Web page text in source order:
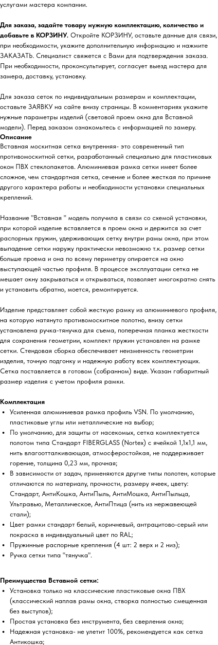
услугами мастера компании.
Для заказа, задайте товару нужную комплектацию, количество и
добавьте в КОРЗИНУ. Откройте КОРЗИНУ, оставьте данные для связи,
при необходимости, укажите дополнительную информацию и нажмите
ЗАКАЗАТЬ. Специалист свяжется с Вами для подтверждения заказа.
При необходимости, проконсультирует, согласует выезд мастера для
замера, доставку, установку.
Для заказа сеток по индивидуальным размерам и комплектации,
оставьте ЗАЯВКУ на сайте внизу страницы. В комментариях укажите
нужные параметры изделий (световой проем окна для Вставной
модели). Перед заказом ознакомьтесь с информацией по замеру.
Описание
Вставная москитная сетка внутренняя- это современный тип
противомоскитной сетки, разработанный специально для пластиковых
окон ПВХ стеклопакетов. Алюминиевая рамка сетки имеет более
сложное, чем стандартная сетка, сечение и более жесткая по причине
другого характера работы и необходимости установки специальных
креплений.
Название "Вставная " модель получила в связи со схемой установки,
при которой изделие вставляется в проем окна и держится за счет
распорных пружин, удерживающих сетку внутри рамы окна, при этом
выпадение сетки наружу практически невозможно т.к. размер сетки
больше проема и она по всему периметру опирается на окно
выступающей частью профиля. В процессе эксплуатации сетка не
мешает окну закрываться и открываться, позволяет многократно снять
и установить обратно, моется, ремонтируется.
Изделие представляет собой жесткую рамку из алюминиевого профиля,
на которую натянуто противомоскитное полотно, внизу сетки
установлена ручка-тянучка для съема, поперечная планка жесткости
для сохранения геометрии, комплект пружин установлен на рамке
сетки. Стендовая сборка обеспечивает неизменность геометрии
изделия, точную подгонку и надежную работу всех комплектующих.
Сетка поставляется в готовом (собранном) виде. Указан габаритный
размер изделия с учетом профиля рамки.
Комплектация
Усиленная алюминиевая рамка профиль VSN. По умолчанию,
пластиковые углы или металлические на выбор;
По умолчанию, для защиты от насекомых, сетка комплектуется
полотом типа Стандарт FIBERGLASS (Nortex) с ячейкой 1,1х1,1 мм,
нить влагоотталкивающая, атмосферостойкая, не поддерживает
горение, толщина 0,23 мм, прочная;
В зависимости от задач, применяются другие типы полотен, которые
отличаются по материалу, прочности, размеру ячеек, цвету:
Стандарт, АнтиКошка, АнтиПыль, АнтиМошка, АнтиПыльца,
Ультравью, Металлическое, АнтиПтица (нить из нержавеющей
стали);
Цвет рамки стандарт белый, коричневый, антрацитово-серый или
покраска в индивидуальный цвет по RAL;
Пружинные распорные крепления (4 шт: 2 верх и 2 низ);
Ручка сетки типа "тянучка".
Преимущества Вставной сетки:
Установка только на классические пластиковые окна ПВХ
(классический наплав рамы окна, створка полностью смещенная
без выступов);
Простая установка без инструмента, без сверления окна;
Надежная установка- не улетит 100%, рекомендуется как сетка
Антикошка;